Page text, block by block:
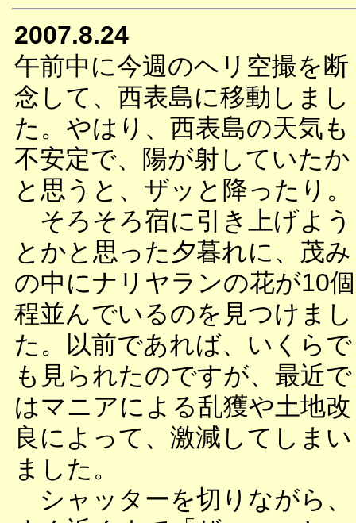
2007.8.24
午前中に今週のヘリ空撮を断
念して、西表島に移動しまし
た。やはり、西表島の天気も
不安定で、陽が射していたか
と思うと、ザッと降ったり。
そろそろ宿に引き上げよう
とかと思った夕暮れに、茂み
の中にナリヤランの花が10個
程並んでいるのを見つけまし
た。以前であれば、いくらで
も見られたのですが、最近で
はマニアによる乱獲や土地改
良によって、激減してしまい
ました。
シャッターを切りながら、